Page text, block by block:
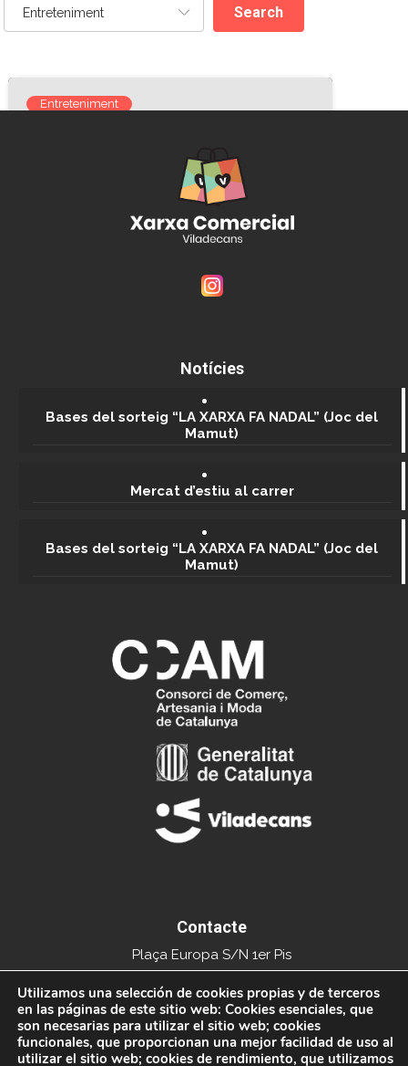
Search
Entreteniment
RUPI CREACIONES
Avinguda Gavà, 1, Viladecans
www.rupicreaciones.com
Notícies
Bases del sorteig “LA XARXA FA NADAL” (Joc del
Mamut)
Mercat d’estiu al carrer
Bases del sorteig “LA XARXA FA NADAL” (Joc del
Mamut)
Contacte
Plaça Europa S/N 1er Pis
Edifici del Mercat Municipal
08840 Viladecans
Tel. 936591093
Utilizamos una selección de cookies propias y de terceros
en las páginas de este sitio web: Cookies esenciales, que
son necesarias para utilizar el sitio web; cookies
funcionales, que proporcionan una mejor facilidad de uso al
utilizar el sitio web; cookies de rendimiento, que utilizamos